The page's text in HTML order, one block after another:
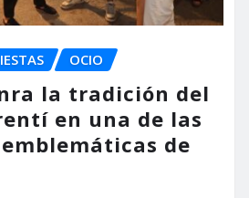
OCIO
la tradición del
en una de las
de